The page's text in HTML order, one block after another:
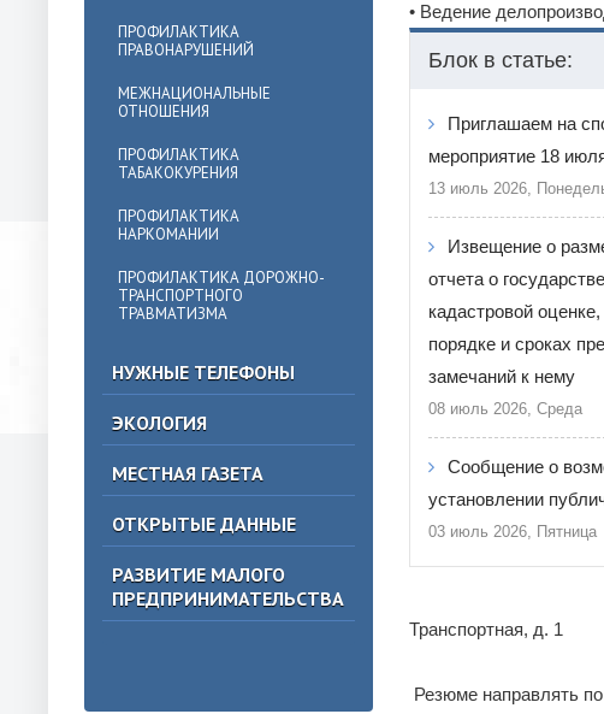
ПРОФИЛАКТИКА
ПРАВОНАРУШЕНИЙ
МЕЖНАЦИОНАЛЬНЫЕ
ОТНОШЕНИЯ
ПРОФИЛАКТИКА
ТАБАКОКУРЕНИЯ
ПРОФИЛАКТИКА
НАРКОМАНИИ
ПРОФИЛАКТИКА ДОРОЖНО-
ТРАНСПОРТНОГО
ТРАВМАТИЗМА
НУЖНЫЕ ТЕЛЕФОНЫ
ЭКОЛОГИЯ
МЕСТНАЯ ГАЗЕТА
ОТКРЫТЫЕ ДАННЫЕ
РАЗВИТИЕ МАЛОГО
ПРЕДПРИНИМАТЕЛЬСТВА
• Ведение
Блок в статье:
Приглашаем на
мероприятие 18
13 июль 2026,
Извещение о
отчета о
кадастровой
порядке и сроках
замечаний к нему
08 июль 2026, Среда
Сообщение о
установлении
03 июль 2026, Пятница
Транспортная, д. 1
Резюме направлять